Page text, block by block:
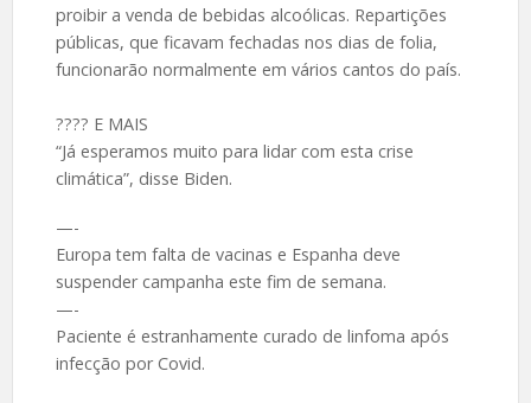
proibir a venda de bebidas alcoólicas. Repartições
públicas, que ficavam fechadas nos dias de folia,
funcionarão normalmente em vários cantos do país.
???? E MAIS
“Já esperamos muito para lidar com esta crise
climática”, disse Biden.
—-
Europa tem falta de vacinas e Espanha deve
suspender campanha este fim de semana.
—-
Paciente é estranhamente curado de linfoma após
infecção por Covid.